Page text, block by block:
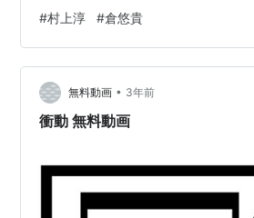
惜しい作品なのでした。 それでは・
#村上淳 #倉悠貴
無料動画 • 3年前
衝動 無料動画